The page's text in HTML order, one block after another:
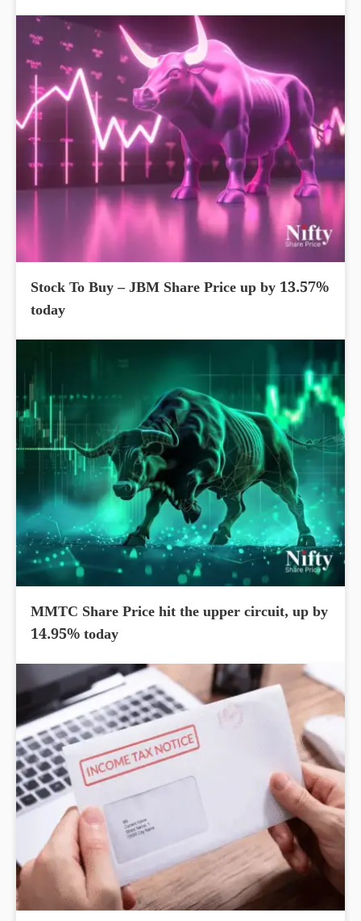
Stock To Buy – JBM Share Price up by 13.57%
today
MMTC Share Price hit the upper circuit, up by
14.95% today